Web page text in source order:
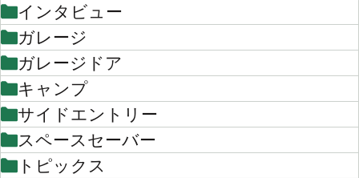
インタビュー
ガレージ
ガレージドア
キャンプ
サイドエントリー
スペースセーバー
トピックス